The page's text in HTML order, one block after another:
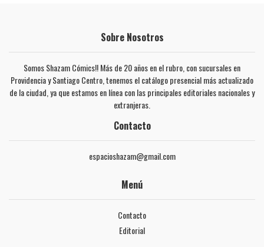
Sobre Nosotros
Somos Shazam Cómics!! Más de 20 años en el rubro, con sucursales en
Providencia y Santiago Centro, tenemos el catálogo presencial más actualizado
de la ciudad, ya que estamos en línea con las principales editoriales nacionales y
extranjeras.
Contacto
espacioshazam@gmail.com
Menú
Contacto
Editorial